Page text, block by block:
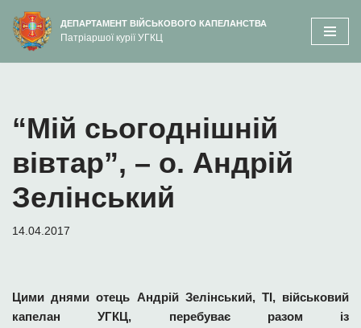
вмісту
Перейти
до
ДЕПАРТАМЕНТ ВІЙСЬКОВОГО КАПЕЛАНСТВА
Патріаршої курії УГКЦ
“Мій сьогоднішній
вівтар”, – о. Андрій
Зелінський
14.04.2017
Цими днями отець Андрій Зелінський, ТІ, військовий
капелан УГКЦ, перебуває разом із